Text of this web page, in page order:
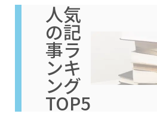
人気
の記
事ラ
ンキ
ング
TOP5